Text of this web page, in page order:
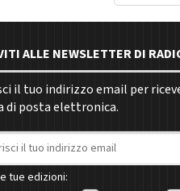
ALLE NEWSLETTER DI
il tuo indirizzo email per
di posta elettronica.
email
tue edizioni: